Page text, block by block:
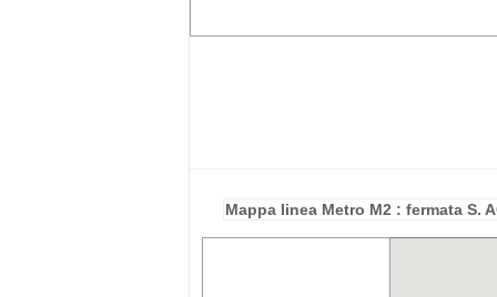
Mappa linea Metro M2 : fermata S.